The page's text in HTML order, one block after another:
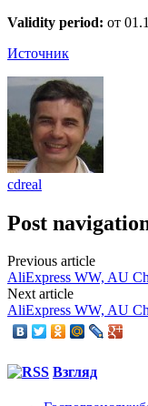
Validity period: от
Источник
cdreal
Post
Previous article
AliExpress WW, AU
Next article
AliExpress WW, AU
Взгляд